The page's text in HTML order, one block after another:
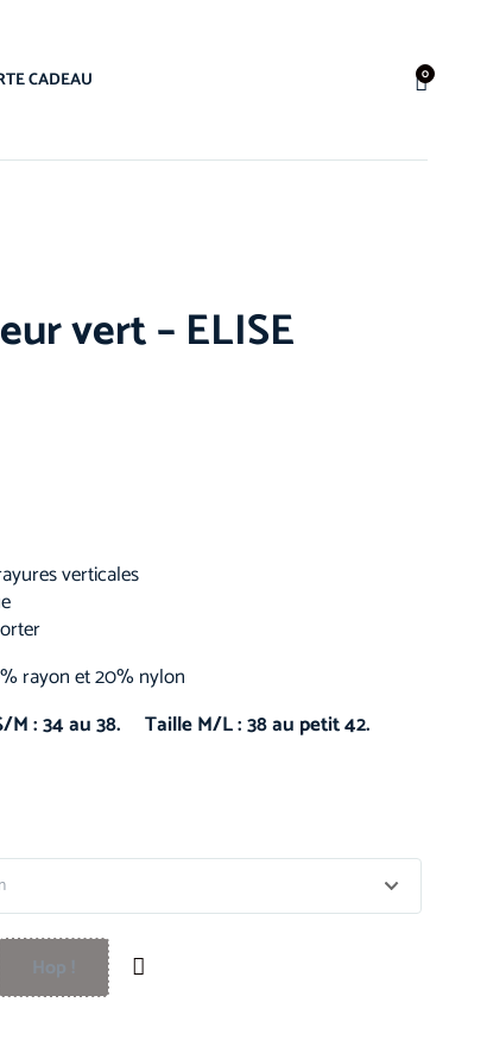
CADEAU 0
vert – ELISE
verticales
rayon et 20% nylon
M : 34 au 38. Taille M/L : 38 au petit 42.
Hop !